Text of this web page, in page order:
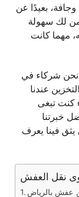
بعيدًا عن
لك سهولة
مهما كانت
شركاء في
عندنا
كنت تبغى
خبرتنا
فينا يعرف
نقل العفش
عفش بالرياض